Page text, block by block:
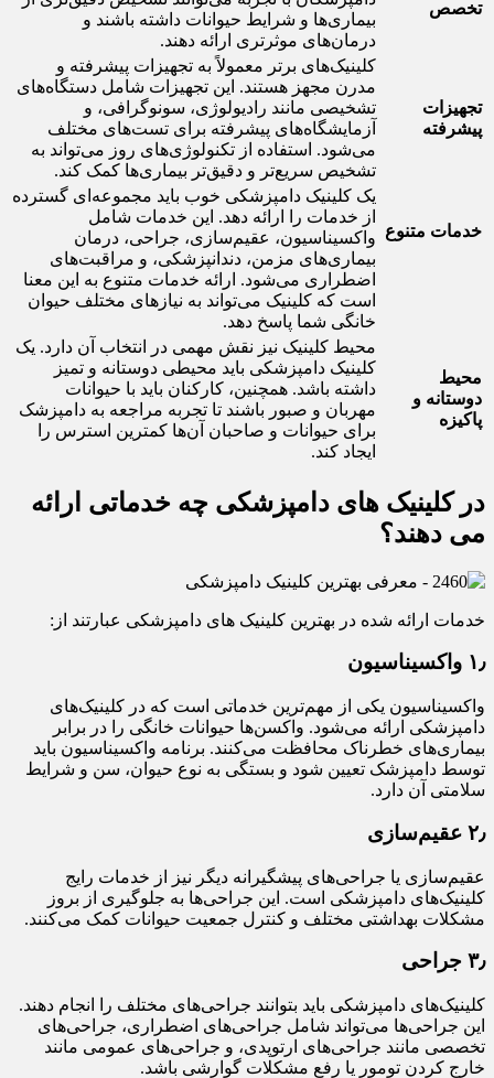
تخصص
بیماری‌ها و شرایط حیوانات داشته باشند و
درمان‌های موثرتری ارائه دهند.
تجهیزات
پیشرفته
کلینیک‌های برتر معمولاً به تجهیزات پیشرفته و
مدرن مجهز هستند. این تجهیزات شامل دستگاه‌های
تشخیصی مانند رادیولوژی، سونوگرافی، و
آزمایشگاه‌های پیشرفته برای تست‌های مختلف
می‌شود. استفاده از تکنولوژی‌های روز می‌تواند به
تشخیص سریع‌تر و دقیق‌تر بیماری‌ها کمک کند.
خدمات متنوع
یک کلینیک دامپزشکی خوب باید مجموعه‌ای گسترده
از خدمات را ارائه دهد. این خدمات شامل
واکسیناسیون، عقیم‌سازی، جراحی، درمان
بیماری‌های مزمن، دندانپزشکی، و مراقبت‌های
اضطراری می‌شود. ارائه خدمات متنوع به این معنا
است که کلینیک می‌تواند به نیازهای مختلف حیوان
خانگی شما پاسخ دهد.
محیط
دوستانه و
پاکیزه
محیط کلینیک نیز نقش مهمی در انتخاب آن دارد. یک
کلینیک دامپزشکی باید محیطی دوستانه و تمیز
داشته باشد. همچنین، کارکنان باید با حیوانات
مهربان و صبور باشند تا تجربه مراجعه به دامپزشک
برای حیوانات و صاحبان آن‌ها کمترین استرس را
ایجاد کند.
در کلینیک های دامپزشکی چه خدماتی ارائه
می دهند؟
خدمات ارائه شده در بهترین کلینیک های دامپزشکی عبارتند از:
۱٫ واکسیناسیون
واکسیناسیون یکی از مهم‌ترین خدماتی است که در کلینیک‌های
دامپزشکی ارائه می‌شود. واکسن‌ها حیوانات خانگی را در برابر
بیماری‌های خطرناک محافظت می‌کنند. برنامه واکسیناسیون باید
توسط دامپزشک تعیین شود و بستگی به نوع حیوان، سن و شرایط
سلامتی آن دارد.
۲٫ عقیم‌سازی
عقیم‌سازی یا جراحی‌های پیشگیرانه دیگر نیز از خدمات رایج
کلینیک‌های دامپزشکی است. این جراحی‌ها به جلوگیری از بروز
مشکلات بهداشتی مختلف و کنترل جمعیت حیوانات کمک می‌کنند.
۳٫ جراحی
کلینیک‌های دامپزشکی باید بتوانند جراحی‌های مختلف را انجام دهند.
این جراحی‌ها می‌تواند شامل جراحی‌های اضطراری، جراحی‌های
تخصصی مانند جراحی‌های ارتوپدی، و جراحی‌های عمومی مانند
خارج کردن تومور یا رفع مشکلات گوارشی باشد.